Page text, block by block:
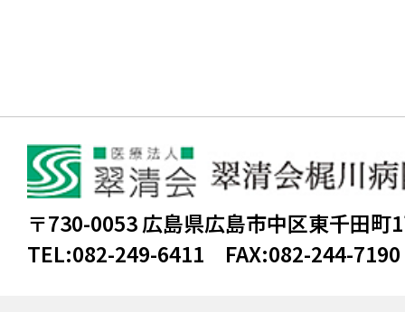
〒730-0053 広島県広島市中区東千田町
TEL:082-249-6411 FAX:082-244-7190